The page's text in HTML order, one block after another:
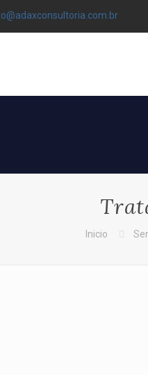
Inicio